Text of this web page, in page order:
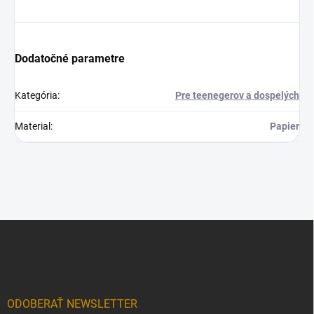
Dodatočné parametre
Kategória: Pre teenegerov a dospelých
Material : Papier
ODOBERAŤ NEWSLETTER